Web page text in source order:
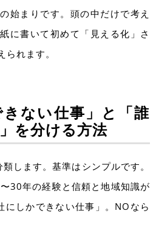
始まりです。頭の中だけで考え
に書いて初めて「見える化」さ
れます。
きない仕事」と「誰
を分ける方法
します。基準はシンプルです。
30年の経験と信頼と地域知識が
にしかできない仕事」。NOなら